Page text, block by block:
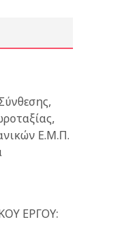
Ε.Μ.Π.
ΕΡΓΟΥ: